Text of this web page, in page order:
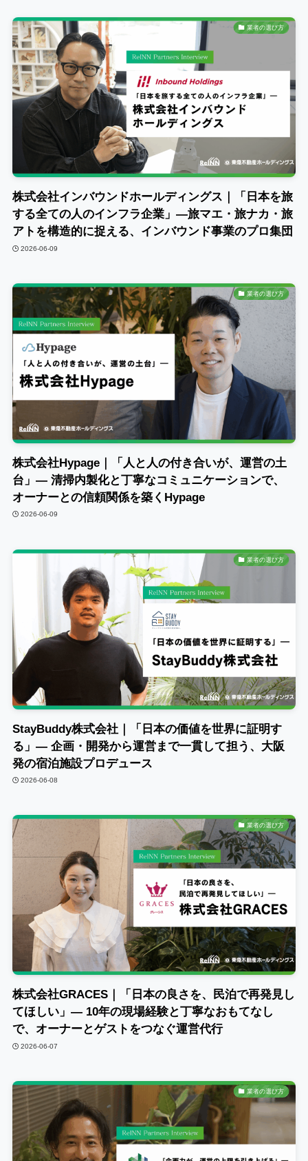
業者の選び方
株式会社インバウンドホールディングス｜「日本を旅
する全ての人のインフラ企業」―旅マエ・旅ナカ・旅
アトを構造的に捉える、インバウンド事業のプロ集団
2026-06-09
業者の選び方
株式会社Hypage｜「人と人の付き合いが、運営の土
台」― 清掃内製化と丁寧なコミュニケーションで、
オーナーとの信頼関係を築くHypage
2026-06-09
業者の選び方
StayBuddy株式会社｜「日本の価値を世界に証明す
る」― 企画・開発から運営まで一貫して担う、大阪
発の宿泊施設プロデュース
2026-06-08
業者の選び方
株式会社GRACES｜「日本の良さを、民泊で再発見し
てほしい」― 10年の現場経験と丁寧なおもてなし
で、オーナーとゲストをつなぐ運営代行
2026-06-07
業者の選び方